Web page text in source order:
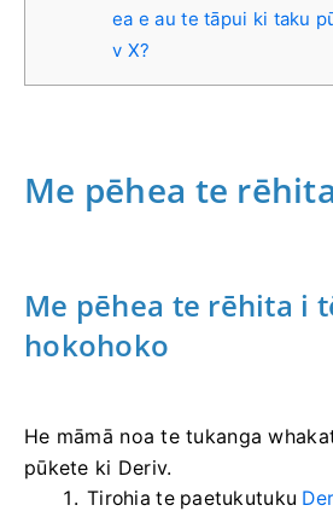
ea e au te tāpui ki taku
v X?
Me pēhea te
Me pēhea te rēhita i
hokohoko
He māmā noa te tukanga
pūkete ki Deriv.
Tirohia te paetukutuku